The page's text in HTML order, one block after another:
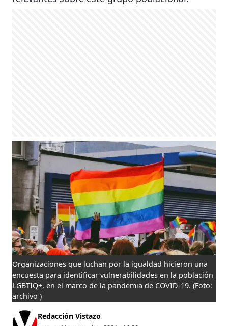
Organizaciones que luchan por la igualdad hicieron una
encuesta para identificar vulnerabilidades en la población
LGBTIQ+, en el marco de la pandemia de COVID-19. (Foto:
archivo )
Redacción Vistazo